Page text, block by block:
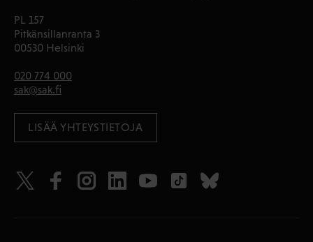
PL 157
Pitkänsillanranta 3
00530 Helsinki
020 774 000
sak@sak.fi
LISÄÄ YHTEYSTIETOJA